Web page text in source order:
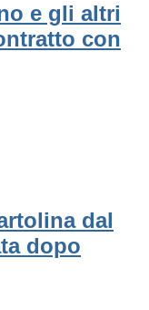
e gli altri
con
dal
dopo